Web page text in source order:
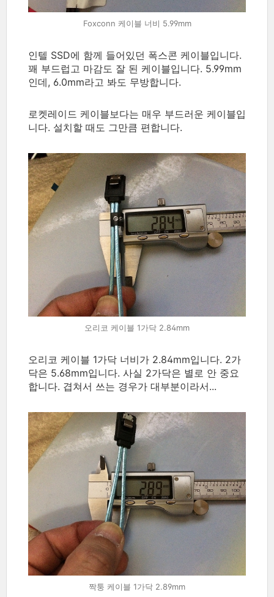
Foxconn 케이블 너비 5.99mm
인텔 SSD에 함께 들어있던 폭스콘 케이블입니다.
꽤 부드럽고 마감도 잘 된 케이블입니다. 5.99mm
인데, 6.0mm라고 봐도 무방합니다.
로켓레이드 케이블보다는 매우 부드러운 케이블입
니다. 설치할 때도 그만큼 편합니다.
오리코 케이블 1가닥 2.84mm
오리코 케이블 1가닥 너비가 2.84mm입니다. 2가
닥은 5.68mm입니다. 사실 2가닥은 별로 안 중요
합니다. 겹쳐서 쓰는 경우가 대부분이라서...
짝퉁 케이블 1가닥 2.89mm